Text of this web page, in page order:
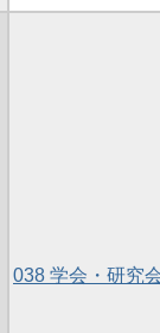
038 学会・研究